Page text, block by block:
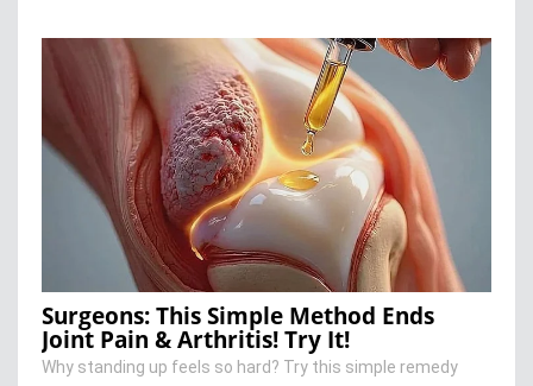
Surgeons: This Simple Method Ends
Joint Pain & Arthritis! Try It!
Why standing up feels so hard? Try this simple remedy